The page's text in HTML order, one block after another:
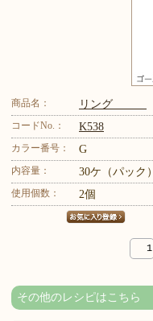
商品名： リング
コードNo.： K538
カラー番号： G
内容量： 30ケ（パック）
使用個数： 2個
その他のレシピはこちら